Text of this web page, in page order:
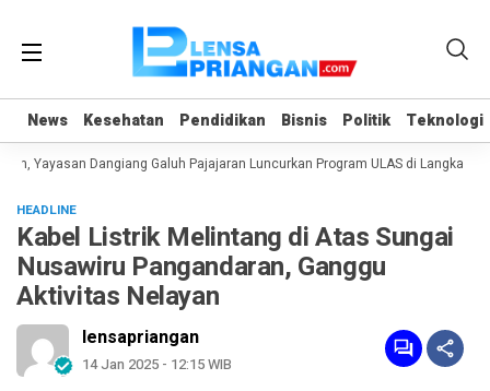
News Kesehatan Pendidikan Bisnis Politik Teknologi
News Kesehatan Pendidikan Bisnis Politik Teknologi
Yayasan Dangiang Galuh Pajajaran Luncurkan Program ULAS di
HEADLINE
Kabel Listrik Melintang di Atas Sungai
Nusawiru Pangandaran, Ganggu
Aktivitas Nelayan
lensapriangan
14 Jan 2025 - 12:15 WIB